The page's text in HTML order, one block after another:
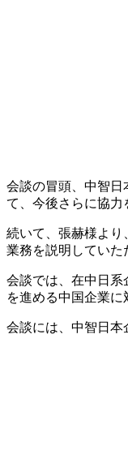
会談の冒頭、中智日
て、今後さらに協力
続いて、張赫様より
業務を説明していた
会談では、在中日系
を進める中国企業に
会談には、中智日本